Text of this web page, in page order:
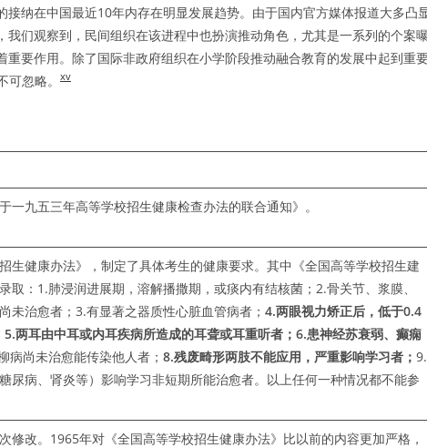
纳在中国最近10年内存在明显发展趋势。由于国内官方媒体报道大多凸
们观察到，民间组织在该进程中也扮演推动角色，尤其是一系列的个案曝
要作用。除了国际非政府组织在小学阶段推动融合教育的发展中起到重
忽略。
xv
九五三年高等学校招生健康检查办法的联合通知》。
生健康办法》，制定了具体考生的健康要求。其中《全国高等学校招生建
取：1.肺浸润进展期，溶解播撒期，或痰内有结核菌；2.骨关节、浆膜、
未治愈者；3.有显著之器质性心脏血管病者； 4.两眼视力矫正后，低于0.4
5.两耳由中耳或内耳疾病所造成的耳聋或耳重听者； 6.患神经苏衰弱、癫痫
病尚未治愈能传染他人者； 8.残废畸形两肢不能应用，严重影响学习者； 9.
尿病、肾炎等）影响学习非短期所能治愈者。以上任何一种情况都不能参
改。1965年对《全国高等学校招生健康办法》比以前的内容更加严格，